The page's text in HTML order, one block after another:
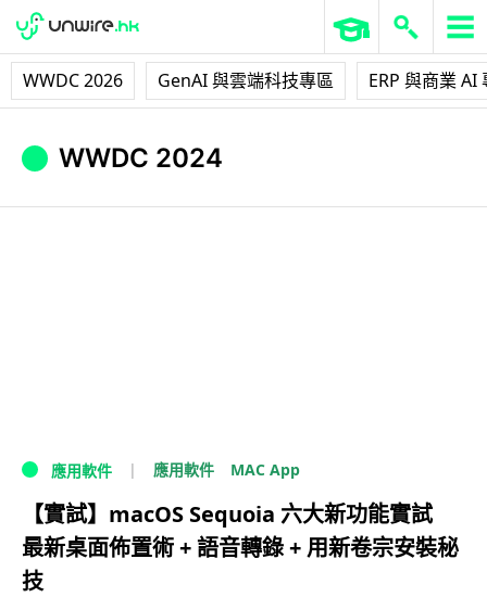
WWDC 2026 GenAI 與雲端科技專區 ERP 與商業 AI
WWDC 2024
應用軟件 應用軟件 MAC App
【實試】macOS Sequoia 六大新功能實試
最新桌面佈置術 + 語音轉錄 + 用新卷宗安裝秘
技